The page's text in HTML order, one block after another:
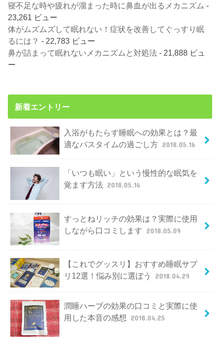
寝不足な時や疲れが溜まった時に鼻血が出るメカニズム -
23,261 ビュー
体がムズムズして眠れない！症状を改善してぐっすり眠
るには？ - 22,783 ビュー
鼻が詰まって眠れないメカニズムと対処法 - 21,888 ビュ
ー
新着エントリー
入浴がもたらす睡眠への効果とは？最
適なバスタイムの過ごし方 2018.05.16
「いつも眠い」という慢性的な眠気を
覚ます方法 2018.05.16
すっとねリッチの効果は？実際に使用
しながら口コミします 2018.05.09
【これでグッスリ】おすすめ睡眠サプ
リ12選！悩み別に選ぼう
2018.04.29
潤睡ハーブの効果の口コミと実際に使
用した本音の感想 2018.04.25